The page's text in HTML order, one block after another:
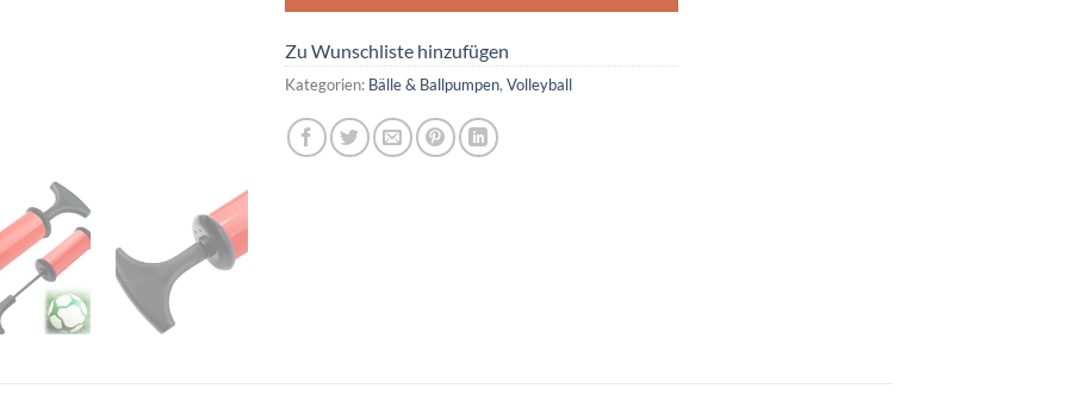
Zu Wunschliste hinzufügen
Kategorien: Bälle & Ballpumpen, Volleyball